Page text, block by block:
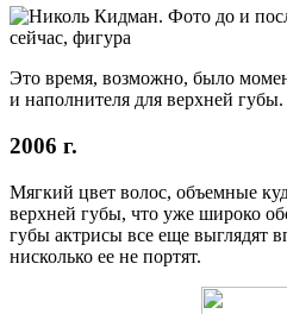
Это время, возможно, было
и наполнителя для верхней губы.
2006 г.
Мягкий цвет волос, объемные
верхней губы, что уже широко
губы актрисы все еще выглядят
нисколько ее не портят.